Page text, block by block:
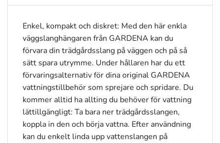
Enkel, kompakt och diskret: Med den här enkla
väggslanghängaren från GARDENA kan du
förvara din trädgårdsslang på väggen och på så
sätt spara utrymme. Under hållaren har du ett
förvaringsalternativ för dina original GARDENA
vattningstillbehör som sprejare och spridare. Du
kommer alltid ha allting du behöver för vattning
lättillgängligt: Ta bara ner trädgårdsslangen,
koppla in den och börja vattna. Efter användning
kan du enkelt linda upp vattenslangen på